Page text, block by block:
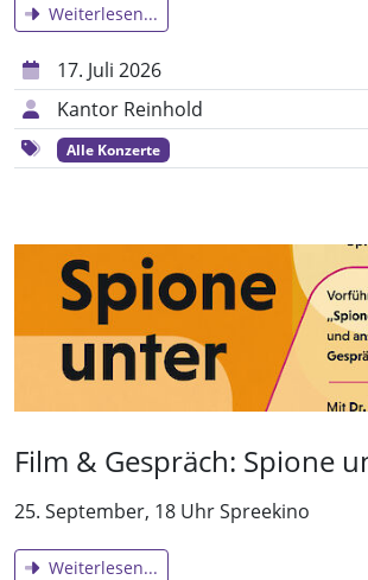
Weiterlesen...
17. Juli 2026
Kantor Reinhold
Alle Konzerte
Film & Gespräch: Spione
25. September, 18 Uhr Spreekino
Weiterlesen...